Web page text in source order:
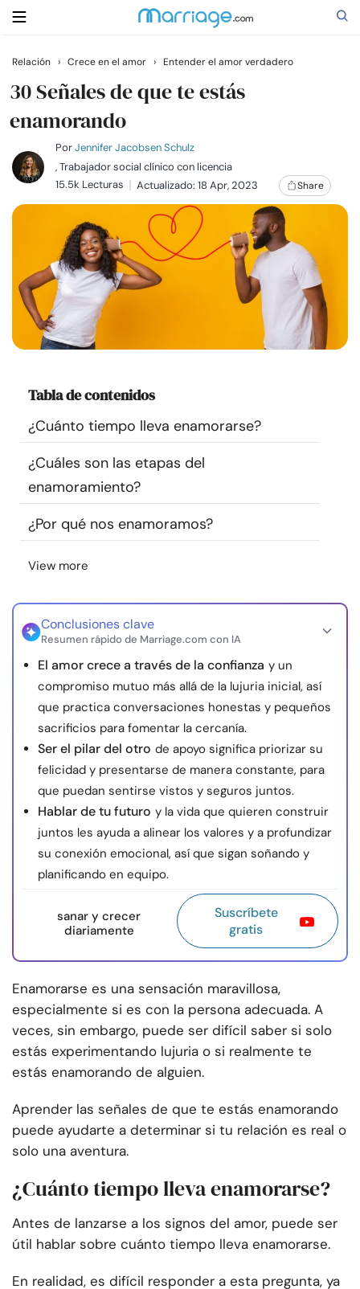
Buscar
Casarse
Relaciones
Familia
Ayuda
Cursos
Comunidad
Encuentra un terapeuta
nosotros
© Copyright 2026. Todos los derechos reservados.
Relación › Crece en el amor › Entender el amor verdadero
30 Señales de que te estás
enamorando
PorJennifer Jacobsen Schulz
, Trabajador social clínico con licencia
15.5k Lecturas
Actualizado: 18 Apr, 2023 Share
Tabla de contenidos
¿Cuánto tiempo lleva enamorarse?
¿Cuáles son las etapas del
enamoramiento?
¿Por qué nos enamoramos?
View more
Conclusiones clave
Resumen rápido de Marriage.com con IA
El amor crece a través de la confianza y un
compromiso mutuo más allá de la lujuria inicial, así
que practica conversaciones honestas y pequeños
sacrificios para fomentar la cercanía.
Ser el pilar del otro de apoyo significa priorizar su
felicidad y presentarse de manera constante, para
que puedan sentirse vistos y seguros juntos.
Hablar de tu futuro y la vida que quieren construir
juntos les ayuda a alinear los valores y a profundizar
su conexión emocional, así que sigan soñando y
planificando en equipo.
sanar y crecer
diariamente
Suscríbete
gratis
Enamorarse es una sensación maravillosa,
especialmente si es con la persona adecuada. A
veces, sin embargo, puede ser difícil saber si solo
estás experimentando lujuria o si realmente te
estás enamorando de alguien.
Aprender las señales de que te estás enamorando
puede ayudarte a determinar si tu relación es real o
solo una aventura.
¿Cuánto tiempo lleva enamorarse?
Antes de lanzarse a los signos del amor, puede ser
útil hablar sobre cuánto tiempo lleva enamorarse.
En realidad, es difícil responder a esta pregunta, ya